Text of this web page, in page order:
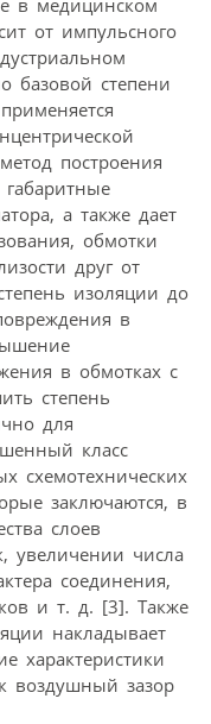
от импульсного
базовой степени
построения
а также дает
обмотки
друг от
изоляции до
в
в обмотках с
степень
для
класс
схемотехнических
заключаются, в
слоев
увеличении числа
соединения,
и т. д. [3]. Также
накладывает
характеристики
воздушный зазор